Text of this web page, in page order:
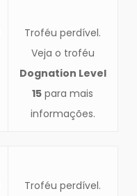
Troféu perdível.
Veja o troféu
Dognation Level
15 para mais
informações.
Troféu perdível.